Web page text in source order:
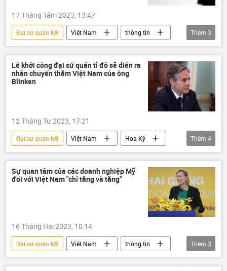
17 Tháng Tám 2023, 13:47
Đại sứ quán Mỹ Việt Nam
thông tin
Bộ Công an Việt Nam
tội phạm
Pháp luật
Thêm 3
Lễ khởi công đại sứ quán tỉ đô sẽ diễn ra
nhân chuyến thăm Việt Nam của ông
Blinken
12 Tháng Tư 2023, 17:21
Đại sứ quán Mỹ Việt Nam
Hoa Kỳ
ngoại giao
Bộ Ngoại giao Việt Nam
Bộ Ngoại giao Mỹ
Chính trị
Thêm 4
Sự quan tâm của các doanh nghiệp Mỹ
đối với Việt Nam "chỉ tăng và tăng"
16 Tháng Hai 2023, 10:14
Đại sứ quán Mỹ Việt Nam
thông tin
Hoa Kỳ
Kinh tế năng lượng
Thêm 3